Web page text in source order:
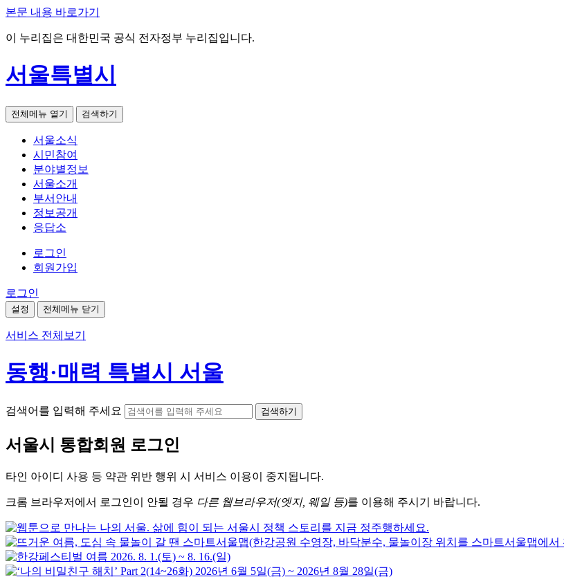
본문 내용 바로가기
이 누리집은 대한민국 공식 전자정부 누리집입니다.
서울특별시
전체메뉴 열기 검색하기
서울소식
시민참여
분야별정보
서울소개
부서안내
정보공개
응답소
로그인
회원가입
로그인
설정 전체메뉴 닫기
서비스 전체보기
동행·매력 특별시 서울
검색어를 입력해 주세요 검색하기
서울시 통합회원 로그인
타인 아이디 사용 등 약관 위반 행위 시 서비스 이용이 중지됩니다.
크롬 브라우저에서 로그인이 안될 경우 다른 웹브라우저(엣지, 웨일 등)를 이용해 주시기 바랍니다.